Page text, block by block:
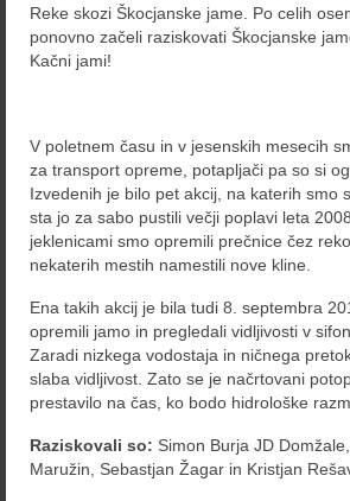
Reke skozi Škocjanske jame. Po celih
ponovno začeli raziskovati Škocjanske
Kačni jami!
V poletnem času in v jesenskih mesecih
za transport opreme, potapljači pa so si
Izvedenih je bilo pet akcij, na katerih smo
sta jo za sabo pustili večji poplavi leta
jeklenicami smo opremili prečnice čez
nekaterih mestih namestili nove kline.
Ena takih akcij je bila tudi 8. septembra
opremili jamo in pregledali vidljivosti v
Zaradi nizkega vodostaja in ničnega
slaba vidljivost. Zato se je načrtovani
prestavilo na čas, ko bodo hidrološke
Raziskovali so: Simon Burja JD
Maružin, Sebastjan Žagar in Kristjan